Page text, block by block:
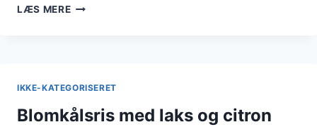
LÆS MEREBLOMKÅLSRIS
IKKE-KATEGORISERET
Blomkålsris med laks og citron